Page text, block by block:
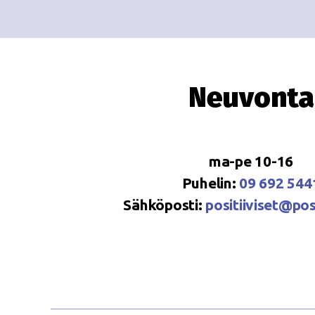
Neuvonta
ma-pe 10-16
Puhelin: 09 692
Sähköposti: